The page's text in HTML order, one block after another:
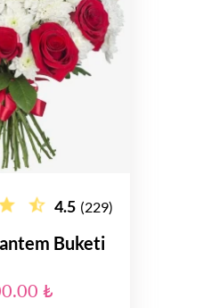
4.5 (229)
Buketi
₺